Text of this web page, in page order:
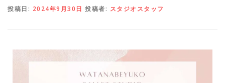
申し込み・問い合わせ
投稿日: 2024年9月30日 投稿者: スタジオスタッフ